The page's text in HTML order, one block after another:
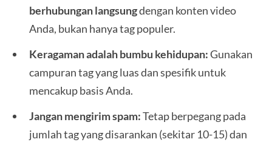
berhubungan langsungdengan konten video
Anda, bukan hanya tag populer.
Keragaman adalah bumbu kehidupan:Gunakan
campuran tag yang luas dan spesifik untuk
mencakup basis Anda.
Jangan mengirim spam:Tetap berpegang pada
jumlah tag yang disarankan (sekitar 10-15) dan